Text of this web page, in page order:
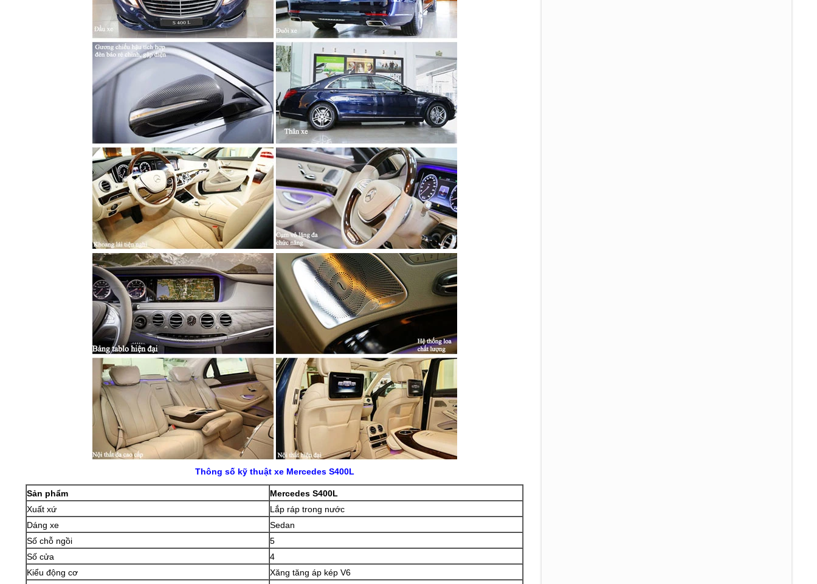
Thông số kỹ thuật xe Mercedes S400L
Sản phẩm
Mercedes S400L
Xuất xứ
Lắp ráp trong nước
Dáng xe
Sedan
Số chỗ ngồi
5
Số cửa
4
Kiểu động cơ
Xăng tăng áp kép V6